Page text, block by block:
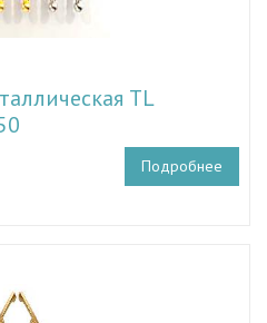
TL
Подробнее